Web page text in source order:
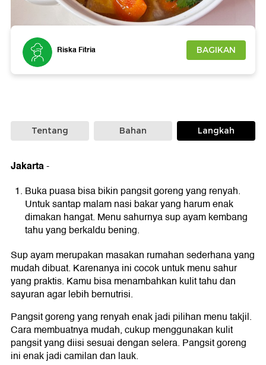
Foto: Detikfood
Riska Fitria BAGIKAN
Tentang Bahan Langkah
Jakarta-
Buka puasa bisa bikin pangsit goreng yang renyah.
Untuk santap malam nasi bakar yang harum enak
dimakan hangat. Menu sahurnya sup ayam kembang
tahu yang berkaldu bening.
Sup ayam merupakan masakan rumahan sederhana yang
mudah dibuat. Karenanya ini cocok untuk menu sahur
yang praktis. Kamu bisa menambahkan kulit tahu dan
sayuran agar lebih bernutrisi.
Pangsit goreng yang renyah enak jadi pilihan menu takjil.
Cara membuatnya mudah, cukup menggunakan kulit
pangsit yang diisi sesuai dengan selera. Pangsit goreng
ini enak jadi camilan dan lauk.